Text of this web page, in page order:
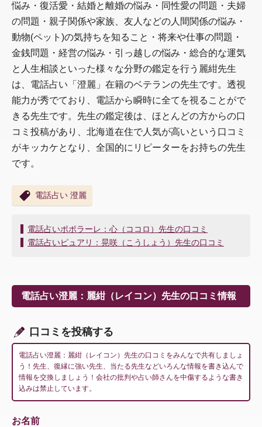
悩み・復活愛・結婚と離婚の悩み・同性愛の問題・夫婦
の問題・親子関係や家族、友人などの人間関係の悩み・
動物(ペット)の気持ちを知ること・将来や仕事の問題・
金銭問題・経営の悩み・引っ越しの悩み・総合的な運気
と人生相談といった様々な分野の鑑定を行う麗紺先生
は、電話占い「澄麗」在籍のベテランの先生です。透視
能力が秀でており、電話から瞬時に全てを視ることがで
きる先生です。先生の鑑定後は、ほとんどの方からの口
コミ投稿があり、北海道在住で人気が高いという口コミ
がキッカケとなり、全国的にリピーターをお持ちの先生
です。
電話占い 澄麗
投
稿
ー
シ
ン
電話占いポポラーレ：心（ココロ）先生の口コミ
電話占いピュアリ：晃咲（こうしょう）先生の口コミ
電話占い澄麗：麗紺（レイコン）先生の口コミ情報
口コミを投稿する
電話占い澄麗：麗紺（レイコン）先生の口コミをみんなで共有しましょ
う！先生、復縁に強い先生、当たる先生などいろんな情報を書き込んで
情報を交換しましょう！会社の批判や占い師さんを中傷するような書き
込みは禁止しています。
お名前